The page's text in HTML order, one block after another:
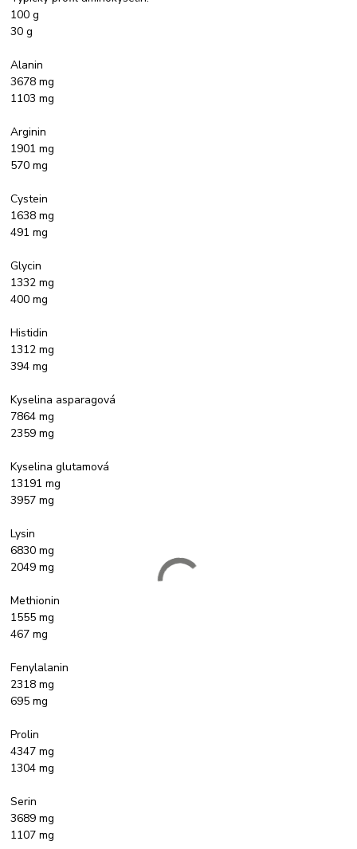
100 g
30 g
Alanin
3678 mg
1103 mg
Arginin
1901 mg
570 mg
Cystein
1638 mg
491 mg
Glycin
1332 mg
400 mg
Histidin
1312 mg
394 mg
Kyselina asparagová
7864 mg
2359 mg
Kyselina glutamová
13191 mg
3957 mg
Lysin
6830 mg
2049 mg
Methionin
1555 mg
467 mg
Fenylalanin
2318 mg
695 mg
Prolin
4347 mg
1304 mg
Serin
3689 mg
1107 mg